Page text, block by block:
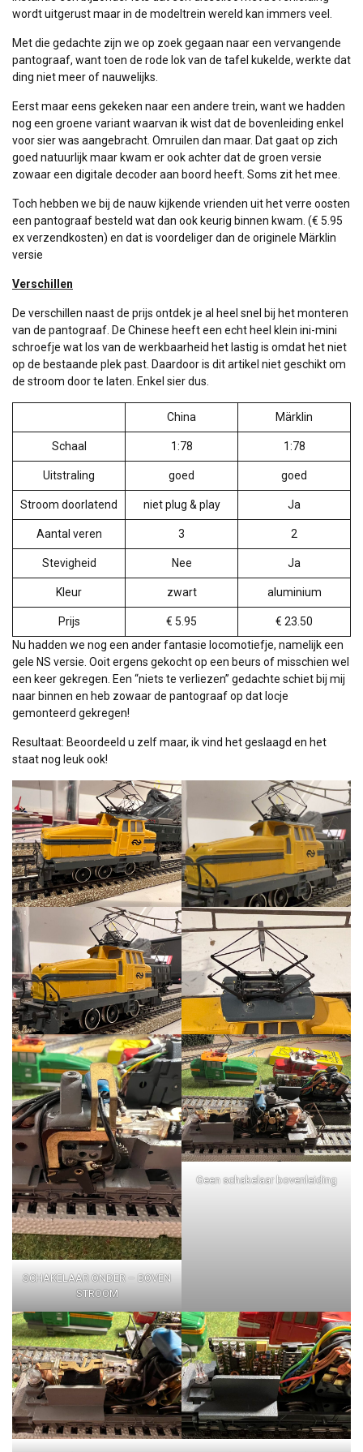
wordt uitgerust maar in de modeltrein wereld kan immers veel.
Met die gedachte zijn we op zoek gegaan naar een vervangende
pantograaf, want toen de rode lok van de tafel kukelde, werkte dat
ding niet meer of nauwelijks.
Eerst maar eens gekeken naar een andere trein, want we hadden
nog een groene variant waarvan ik wist dat de bovenleiding enkel
voor sier was aangebracht. Omruilen dan maar. Dat gaat op zich
goed natuurlijk maar kwam er ook achter dat de groen versie
zowaar een digitale decoder aan boord heeft. Soms zit het mee.
Toch hebben we bij de nauw kijkende vrienden uit het verre oosten
een pantograaf besteld wat dan ook keurig binnen kwam. (€ 5.95
ex verzendkosten) en dat is voordeliger dan de originele Märklin
versie
Verschillen
De verschillen naast de prijs ontdek je al heel snel bij het monteren
van de pantograaf. De Chinese heeft een echt heel klein ini-mini
schroefje wat los van de werkbaarheid het lastig is omdat het niet
op de bestaande plek past. Daardoor is dit artikel niet geschikt om
de stroom door te laten. Enkel sier dus.
China Märklin
Schaal 1:78 1:78
Uitstraling goed goed
Stroom doorlatend niet plug & play Ja
Aantal veren 3 2
Stevigheid Nee Ja
Kleur zwart aluminium
Prijs € 5.95
€ 23.50
Nu hadden we nog een ander fantasie locomotiefje, namelijk een
gele NS versie. Ooit ergens gekocht op een beurs of misschien wel
een keer gekregen. Een “niets te verliezen” gedachte schiet bij mij
naar binnen en heb zowaar de pantograaf op dat locje
gemonteerd gekregen!
Resultaat: Beoordeeld u zelf maar, ik vind het geslaagd en het
staat nog leuk ook!
SCHAKELAAR ONDER – BOVEN
STROOM
Geen schakelaar bovenleiding